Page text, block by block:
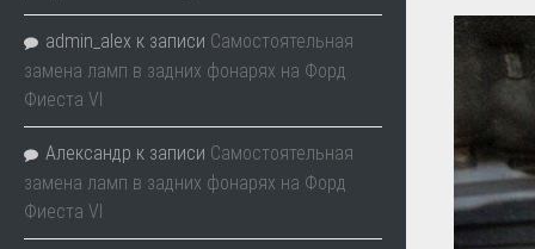
admin_alex к записи Самостоятельная
замена ламп в задних фонарях на Форд
Фиеста VI
Александр к записи Самостоятельная
замена ламп в задних фонарях на Форд
Фиеста VI